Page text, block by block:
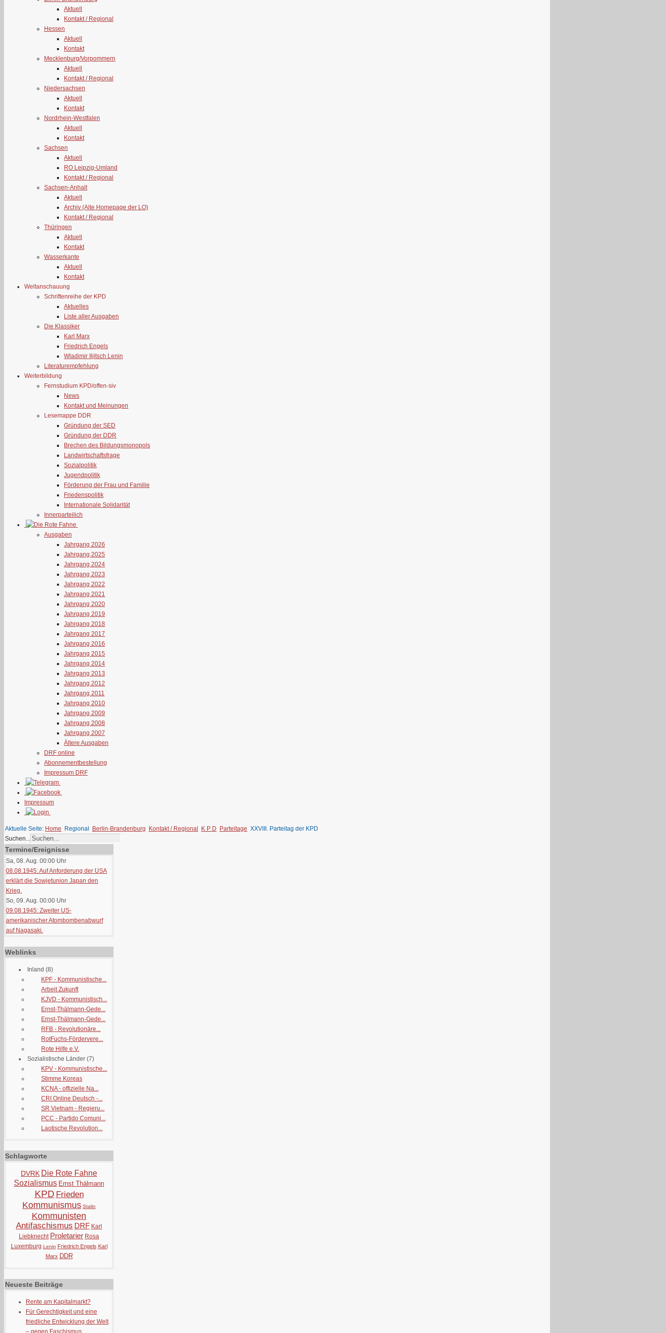
Aktuell
Kontakt / Regional
Hessen
Aktuell
Kontakt
Mecklenburg/Vorpommern
Aktuell
Kontakt / Regional
Niedersachsen
Aktuell
Kontakt
Nordrhein-Westfalen
Aktuell
Kontakt
Sachsen
Aktuell
RO Leipzig-Umland
Kontakt / Regional
Sachsen-Anhalt
Aktuell
Archiv (Alte Homepage der LO)
Kontakt / Regional
Thüringen
Aktuell
Kontakt
Wasserkante
Aktuell
Kontakt
Weltanschauung
Schriftenreihe der KPD
Aktuelles
Liste aller Ausgaben
Die Klassiker
Karl Marx
Friedrich Engels
Wladimir Iljitsch Lenin
Literaturempfehlung
Weiterbildung
Fernstudium KPD/offen-siv
News
Kontakt und Meinungen
Lesemappe DDR
Gründung der SED
Gründung der DDR
Brechen des Bildungsmonopols
Landwirtschaftsfrage
Sozialpolitik
Jugendpolitik
Förderung der Frau und Familie
Friedenspolitik
Internationale Solidarität
Innerparteilich
Ausgaben
Jahrgang 2026
Jahrgang 2025
Jahrgang 2024
Jahrgang 2023
Jahrgang 2022
Jahrgang 2021
Jahrgang 2020
Jahrgang 2019
Jahrgang 2018
Jahrgang 2017
Jahrgang 2016
Jahrgang 2015
Jahrgang 2014
Jahrgang 2013
Jahrgang 2012
Jahrgang 2011
Jahrgang 2010
Jahrgang 2009
Jahrgang 2008
Jahrgang 2007
Ältere Ausgaben
DRF online
Abonnementbestellung
Impressum DRF
Impressum
Aktuelle Seite: Home Regional Berlin-Brandenburg Kontakt / Regional K P D Parteitage XXVIII. Parteitag der KPD
Suchen...
Termine/Ereignisse
Sa, 08. Aug. 00:00 Uhr
08.08.1945: Auf Anforderung der USA
erklärt die Sowjetunion Japan den
Krieg.
So, 09. Aug. 00:00 Uhr
09.08.1945: Zweiter US-
amerikanischer Atombombenabwurf
auf Nagasaki.
Weblinks
Inland (8)
KPF - Kommunistische...
Arbeit Zukunft
KJVD - Kommunistisch...
Ernst-Thälmann-Gede...
Ernst-Thälmann-Gede...
RFB - Revolutionäre...
RotFuchs-Fördervere...
Rote Hilfe e.V.
Sozialistische Länder (7)
KPV - Kommunistische...
Stimme Koreas
KCNA - offizielle Na...
CRI Online Deutsch -...
SR Vietnam - Regieru...
PCC - Partido Comuni...
Laotische Revolution...
Schlagworte
DVRK Die Rote Fahne
Sozialismus Ernst Thälmann
KPD Frieden
Kommunismus Stalin
Kommunisten
Antifaschismus DRF Karl
Liebknecht Proletarier Rosa
Luxemburg Lenin Friedrich Engels Karl
Marx DDR
Neueste Beiträge
Rente am Kapitalmarkt?
Für Gerechtigkeit und eine
friedliche Entwicklung der Welt
– gegen Faschismus,